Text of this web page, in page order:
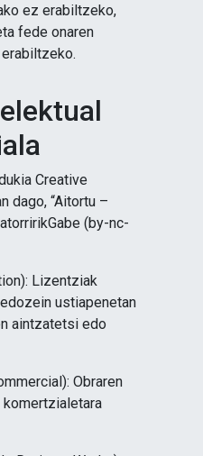
ez erabiltzeko,
fede onaren
Creative
dago, “Aitortu –
(by-nc-
Lizentziak
ustiapenetan
aintzatetsi edo
Obraren